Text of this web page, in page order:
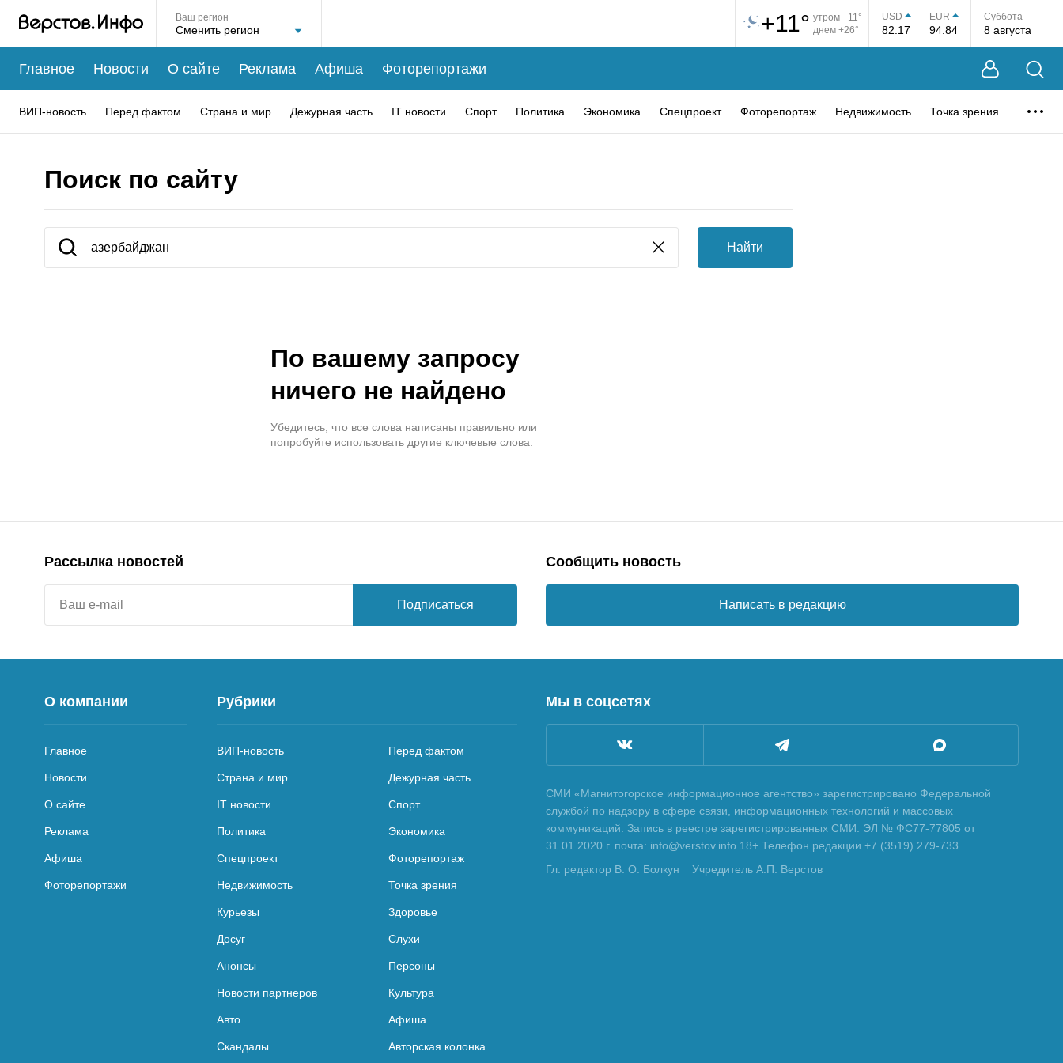
Ваш регион +11° утром +11°
днем +26°
USD
82.17
EUR
94.84
Суббота
8 августа
Главное Новости О сайте Реклама Афиша Фоторепортажи
ВИП-новость Перед фактом Страна и мир Дежурная часть IT новости Спорт Политика Экономика Спецпроект Фоторепортаж Недвижимость Точка зрения
Поиск по сайту
Найти
По вашему запросу
ничего не найдено
Убедитесь, что все слова написаны правильно или
попробуйте использовать другие ключевые слова.
Рассылка новостей
Подписаться
Сообщить новость
Написать в редакцию
О компании
Главное
Новости
О сайте
Реклама
Афиша
Фоторепортажи
Рубрики
ВИП-новость Перед фактом
Страна и мир Дежурная часть
IT новости Спорт
Политика Экономика
Спецпроект Фоторепортаж
Недвижимость Точка зрения
Курьезы Здоровье
Досуг Слухи
Анонсы Персоны
Новости партнеров Культура
Авто Афиша
Скандалы Авторская колонка
Мы в соцсетях
СМИ «Магнитогорское информационное агентство» зарегистрировано Федеральной
службой по надзору в сфере связи, информационных технологий и массовых
коммуникаций. Запись в реестре зарегистрированных СМИ: ЭЛ № ФС77-77805 от
31.01.2020 г. почта: info@verstov.info 18+ Телефон редакции +7 (3519) 279-733
Гл. редактор В. О. Болкун
Учредитель А.П. Верстов